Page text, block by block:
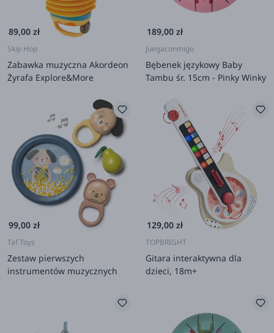
89,00 zł
Skip Hop
Zabawka muzyczna Akordeon
Żyrafa Explore&More
189,00 zł
Juegaconmigo
Bębenek językowy Baby
Tambu śr. 15cm - Pinky Winky
99,00 zł
Taf Toys
Zestaw pierwszych
instrumentów muzycznych
129,00 zł
TOPBRIGHT
Gitara interaktywna dla
dzieci, 18m+